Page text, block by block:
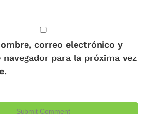
correo electrónico y
navegador para la próxima vez